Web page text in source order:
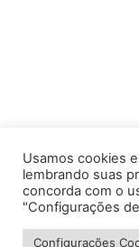
Usamos cookies
lembrando suas
concorda com o
"Configurações
Configurações